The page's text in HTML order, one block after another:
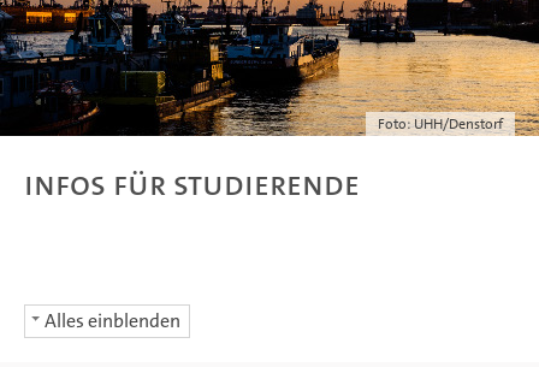
Foto: UHH/Denstorf
Infos für Studierende
Alles einblenden